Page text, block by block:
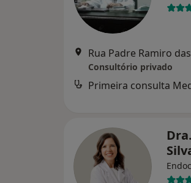
Rua Padre Ramiro
Consultório privado
Primeira consulta